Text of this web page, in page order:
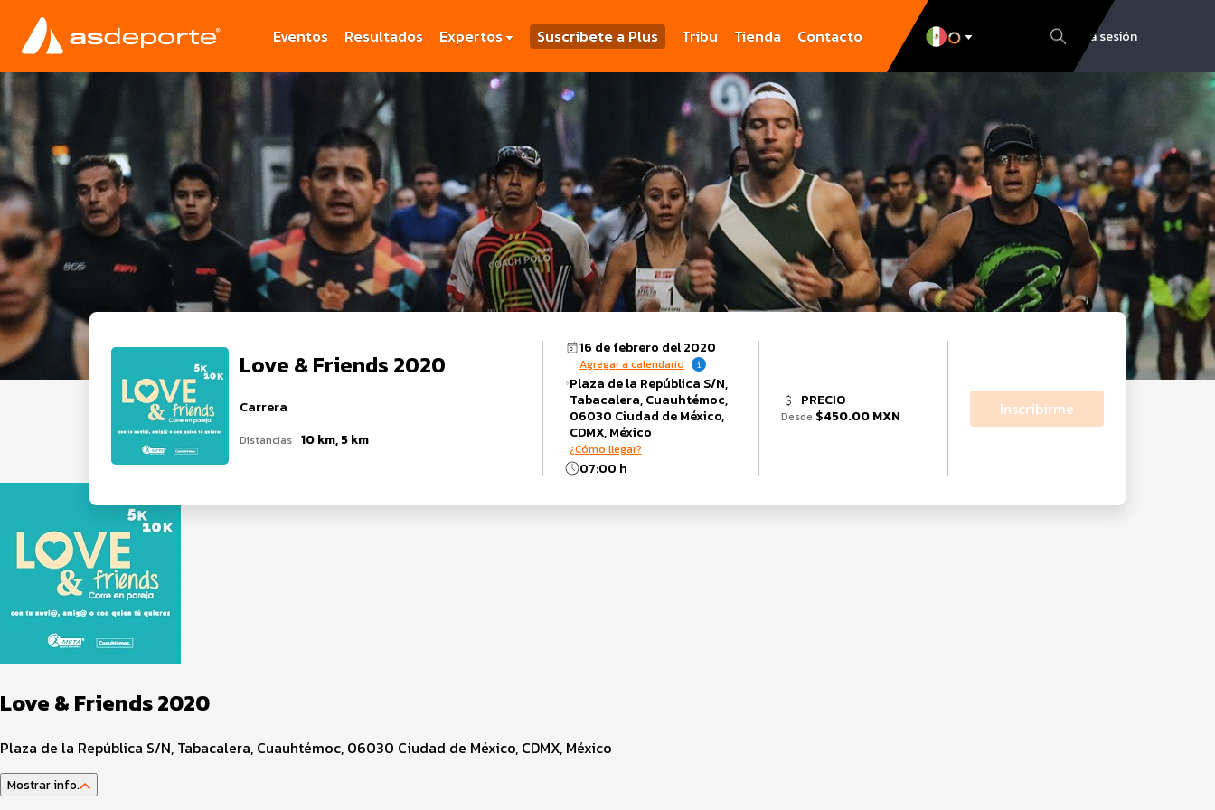
Eventos Resultados Expertos Suscribete a Plus Tribu Tienda Contacto Inicia sesión
Love & Friends 2020
Carrera
Distancias 10 km, 5 km
16 de febrero del 2020
Agregar a calendario
Plaza de la República S/N,
Tabacalera, Cuauhtémoc,
06030 Ciudad de México,
CDMX, México
¿Cómo llegar?
07:00 h
PRECIO
Desde $450.00 MXN Inscribirme
Love & Friends 2020
Plaza de la República S/N, Tabacalera, Cuauhtémoc, 06030 Ciudad de México, CDMX, México
Mostrar info.